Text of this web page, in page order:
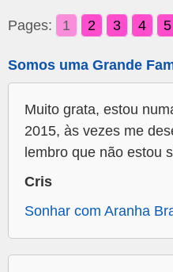
Pages: 1 2 3 4 5
Somos uma Grande
Muito grata, estou
2015, às vezes me
lembro que não estou
Cris
Sonhar com Aranha